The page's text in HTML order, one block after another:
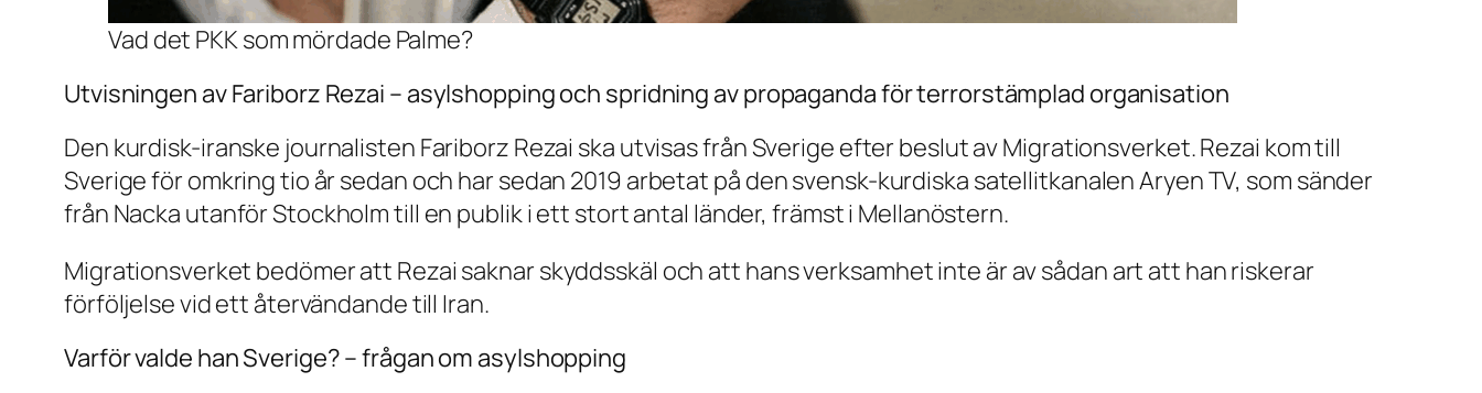
Vad det PKK som mördade Palme?
Utvisningen av Fariborz Rezai – asylshopping och spridning av propaganda för terrorstämplad organisation
Den kurdisk-iranske journalisten Fariborz Rezai ska utvisas från Sverige efter beslut av Migrationsverket. Rezai kom till
Sverige för omkring tio år sedan och har sedan 2019 arbetat på den svensk-kurdiska satellitkanalen Aryen TV, som sänder
från Nacka utanför Stockholm till en publik i ett stort antal länder, främst i Mellanöstern.
Migrationsverket bedömer att Rezai saknar skyddsskäl och att hans verksamhet inte är av sådan art att han riskerar
förföljelse vid ett återvändande till Iran.
Varför valde han Sverige? – frågan om asylshopping